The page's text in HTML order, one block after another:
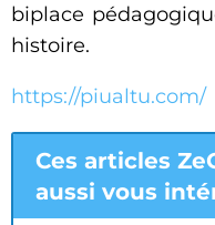
biplace
histoire.
https://piualtu.com/
Ces articles
aussi vous